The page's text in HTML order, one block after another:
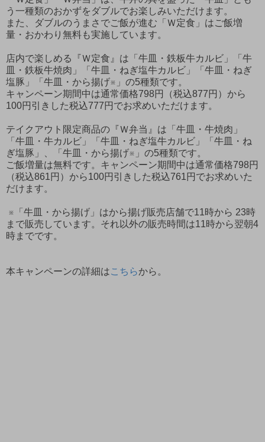
う一種類のおかずをダブルでお楽しみいただけます。
また、ダブルのうまさでご飯が進む「Ｗ定食」はご飯増
量・おかわり無料も実施しています。
店内で楽しめる『Ｗ定食』は「牛皿・鉄板牛カルビ」「牛
皿・鉄板牛焼肉」「牛皿・ねぎ塩牛カルビ」「牛皿・ねぎ
塩豚」「牛皿・から揚げ※」の5種類です。
キャンペーン期間中は通常価格798円（税込877円）から
100円引きした税込777円でお求めいただけます。
テイクアウト限定商品の『Ｗ弁当』は「牛皿・牛焼肉」
「牛皿・牛カルビ」「牛皿・ねぎ塩牛カルビ」「牛皿・ね
ぎ塩豚」、「牛皿・から揚げ※」の5種類です。
ご飯増量は無料です。キャンペーン期間中は通常価格798円
（税込861円）から100円引きした税込761円でお求めいた
だけます。
※「牛皿・から揚げ」はから揚げ販売店舗で11時から 23時
まで販売しています。それ以外の販売時間は11時から翌朝4
時までです。
本キャンペーンの詳細はこちらから。